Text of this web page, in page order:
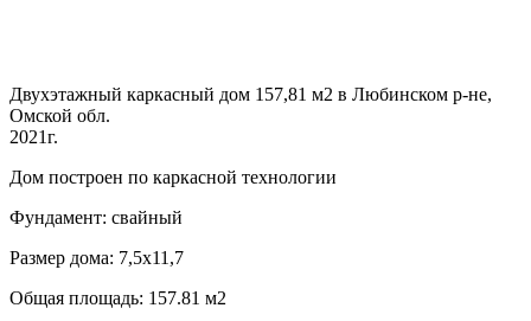
Двухэтажный каркасный дом 157,81 м2 в Любинском р-не,
Омской обл.
2021г.
Дом построен по каркасной технологии
Фундамент: свайный
Размер дома: 7,5х11,7
Общая площадь: 157.81 м2